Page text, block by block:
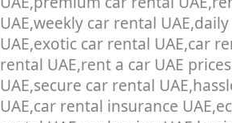
UAE,weekly car rental
UAE,exotic car rental UAE,car
rental UAE,rent a car UAE
UAE,secure car rental
UAE,car rental insurance